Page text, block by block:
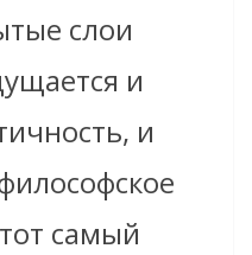
слои
и
и
самый